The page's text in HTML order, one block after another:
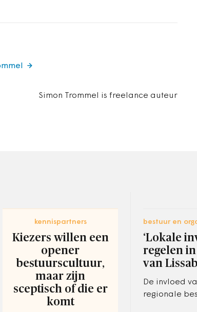
Simon Trommel is freelance auteur
kennispartners
Kiezers willen een
opener
bestuurscultuur,
maar zijn
sceptisch of die er
komt
bestuur en
‘Lokale
regelen
van
De invloed
regionale